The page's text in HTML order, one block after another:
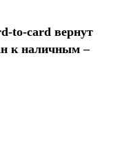
to-card вернут
к наличным –